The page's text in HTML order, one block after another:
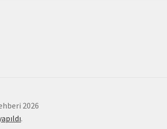
2026
.